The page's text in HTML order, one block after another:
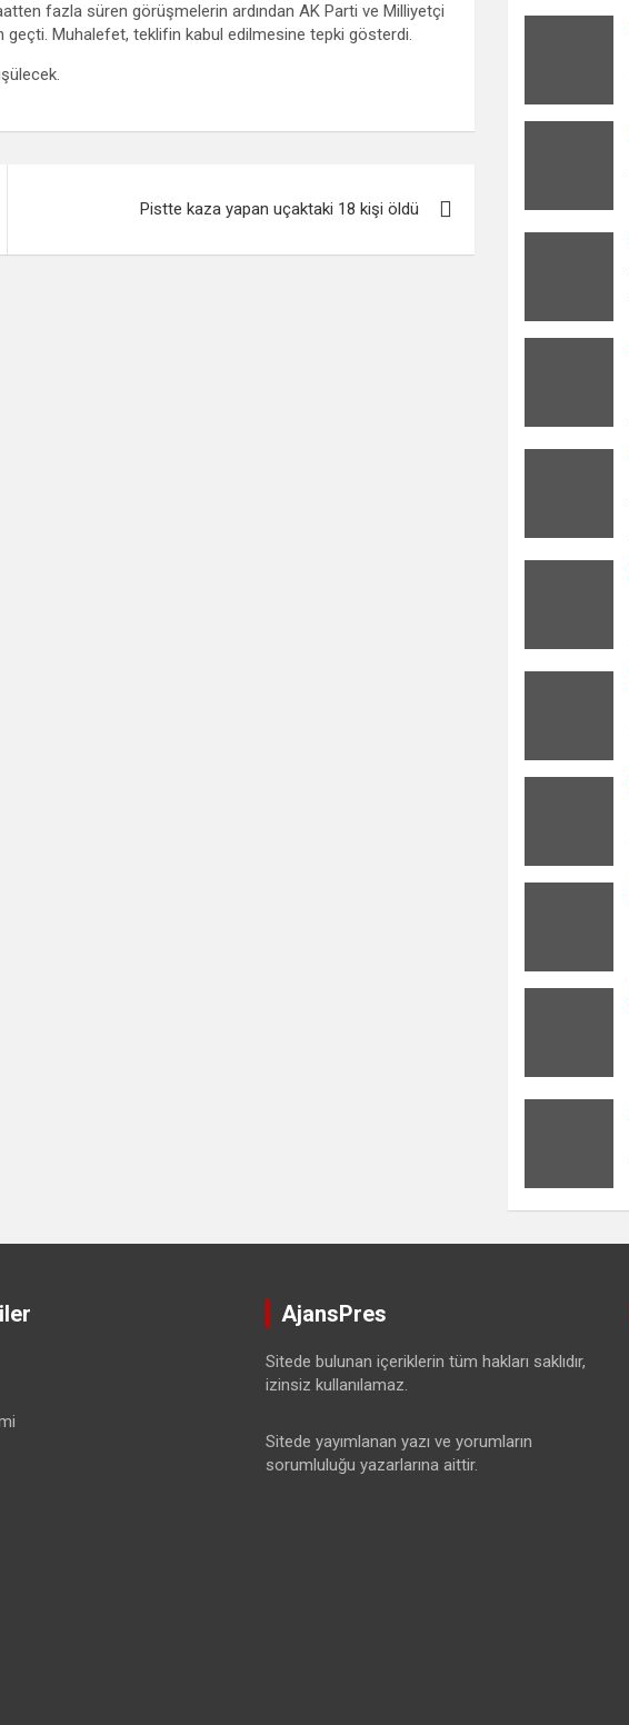
fazla süren görüşmelerin ardından AK Parti ve Milliyetçi
geçti. Muhalefet, teklifin kabul edilmesine tepki gösterdi.
Pistte kaza yapan uçaktaki 18 kişi öldü
AjansPres
Sitede bulunan içeriklerin tüm hakları saklıdır,
izinsiz kullanılamaz.
Sitede yayımlanan yazı ve yorumların
sorumluluğu yazarlarına aittir.